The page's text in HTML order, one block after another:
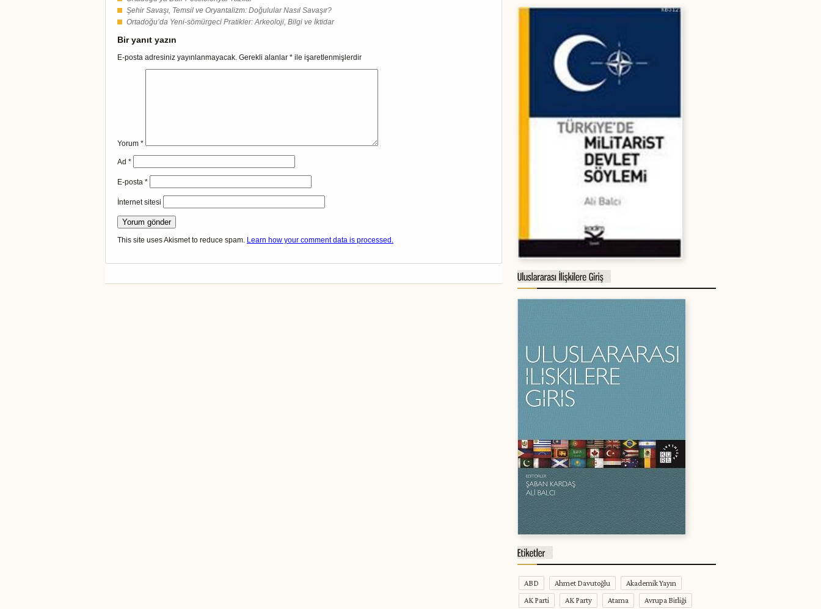
Şehir Savaşı, Temsil ve Oryantalizm: Doğulular Nasıl Savaşır?
Ortadoğu’da Yeni-sömürgeci Pratikler: Arkeoloji, Bilgi ve İktidar
Bir yanıt yazın
E-posta adresiniz yayınlanmayacak. Gerekli alanlar * ile işaretlenmişlerdir
Yorum *
Ad *
E-posta *
İnternet sitesi
This site uses Akismet to reduce spam. Learn how your comment data is processed.
ABD Ahmet Davutoğlu
Akademik Yayın
AK Parti
AK Party Atama Avrupa Birliği